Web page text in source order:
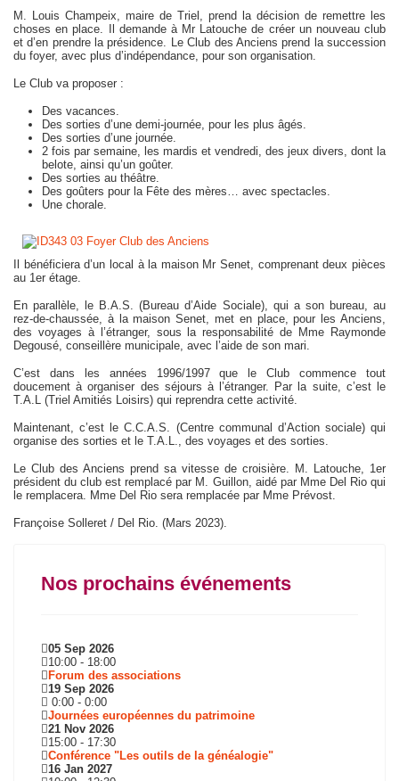
M. Louis Champeix, maire de Triel, prend la décision de remettre les
choses en place. Il demande à Mr Latouche de créer un nouveau club
et d’en prendre la présidence. Le Club des Anciens prend la succession
du foyer, avec plus d’indépendance, pour son organisation.
Le Club va proposer :
Des vacances.
Des sorties d’une demi-journée, pour les plus âgés.
Des sorties d’une journée.
2 fois par semaine, les mardis et vendredi, des jeux divers, dont la
belote, ainsi qu’un goûter.
Des sorties au théâtre.
Des goûters pour la Fête des mères… avec spectacles.
Une chorale.
Il bénéficiera d’un local à la maison Mr Senet, comprenant deux pièces
au 1er étage.
En parallèle, le B.A.S. (Bureau d’Aide Sociale), qui a son bureau, au
rez-de-chaussée, à la maison Senet, met en place, pour les Anciens,
des voyages à l’étranger, sous la responsabilité de Mme Raymonde
Degousé, conseillère municipale, avec l’aide de son mari.
C’est dans les années 1996/1997 que le Club commence tout
doucement à organiser des séjours à l’étranger. Par la suite, c’est le
T.A.L (Triel Amitiés Loisirs) qui reprendra cette activité.
Maintenant, c’est le C.C.A.S. (Centre communal d’Action sociale) qui
organise des sorties et le T.A.L., des voyages et des sorties.
Le Club des Anciens prend sa vitesse de croisière. M. Latouche, 1er
président du club est remplacé par M. Guillon, aidé par Mme Del Rio qui
le remplacera. Mme Del Rio sera remplacée par Mme Prévost.
Françoise Solleret / Del Rio. (Mars 2023).
Nos prochains événements
05 Sep 2026
10:00 - 18:00
Forum des associations
19 Sep 2026
0:00 - 0:00
Journées européennes du patrimoine
21 Nov 2026
15:00 - 17:30
Conférence "Les outils de la généalogie"
16 Jan 2027